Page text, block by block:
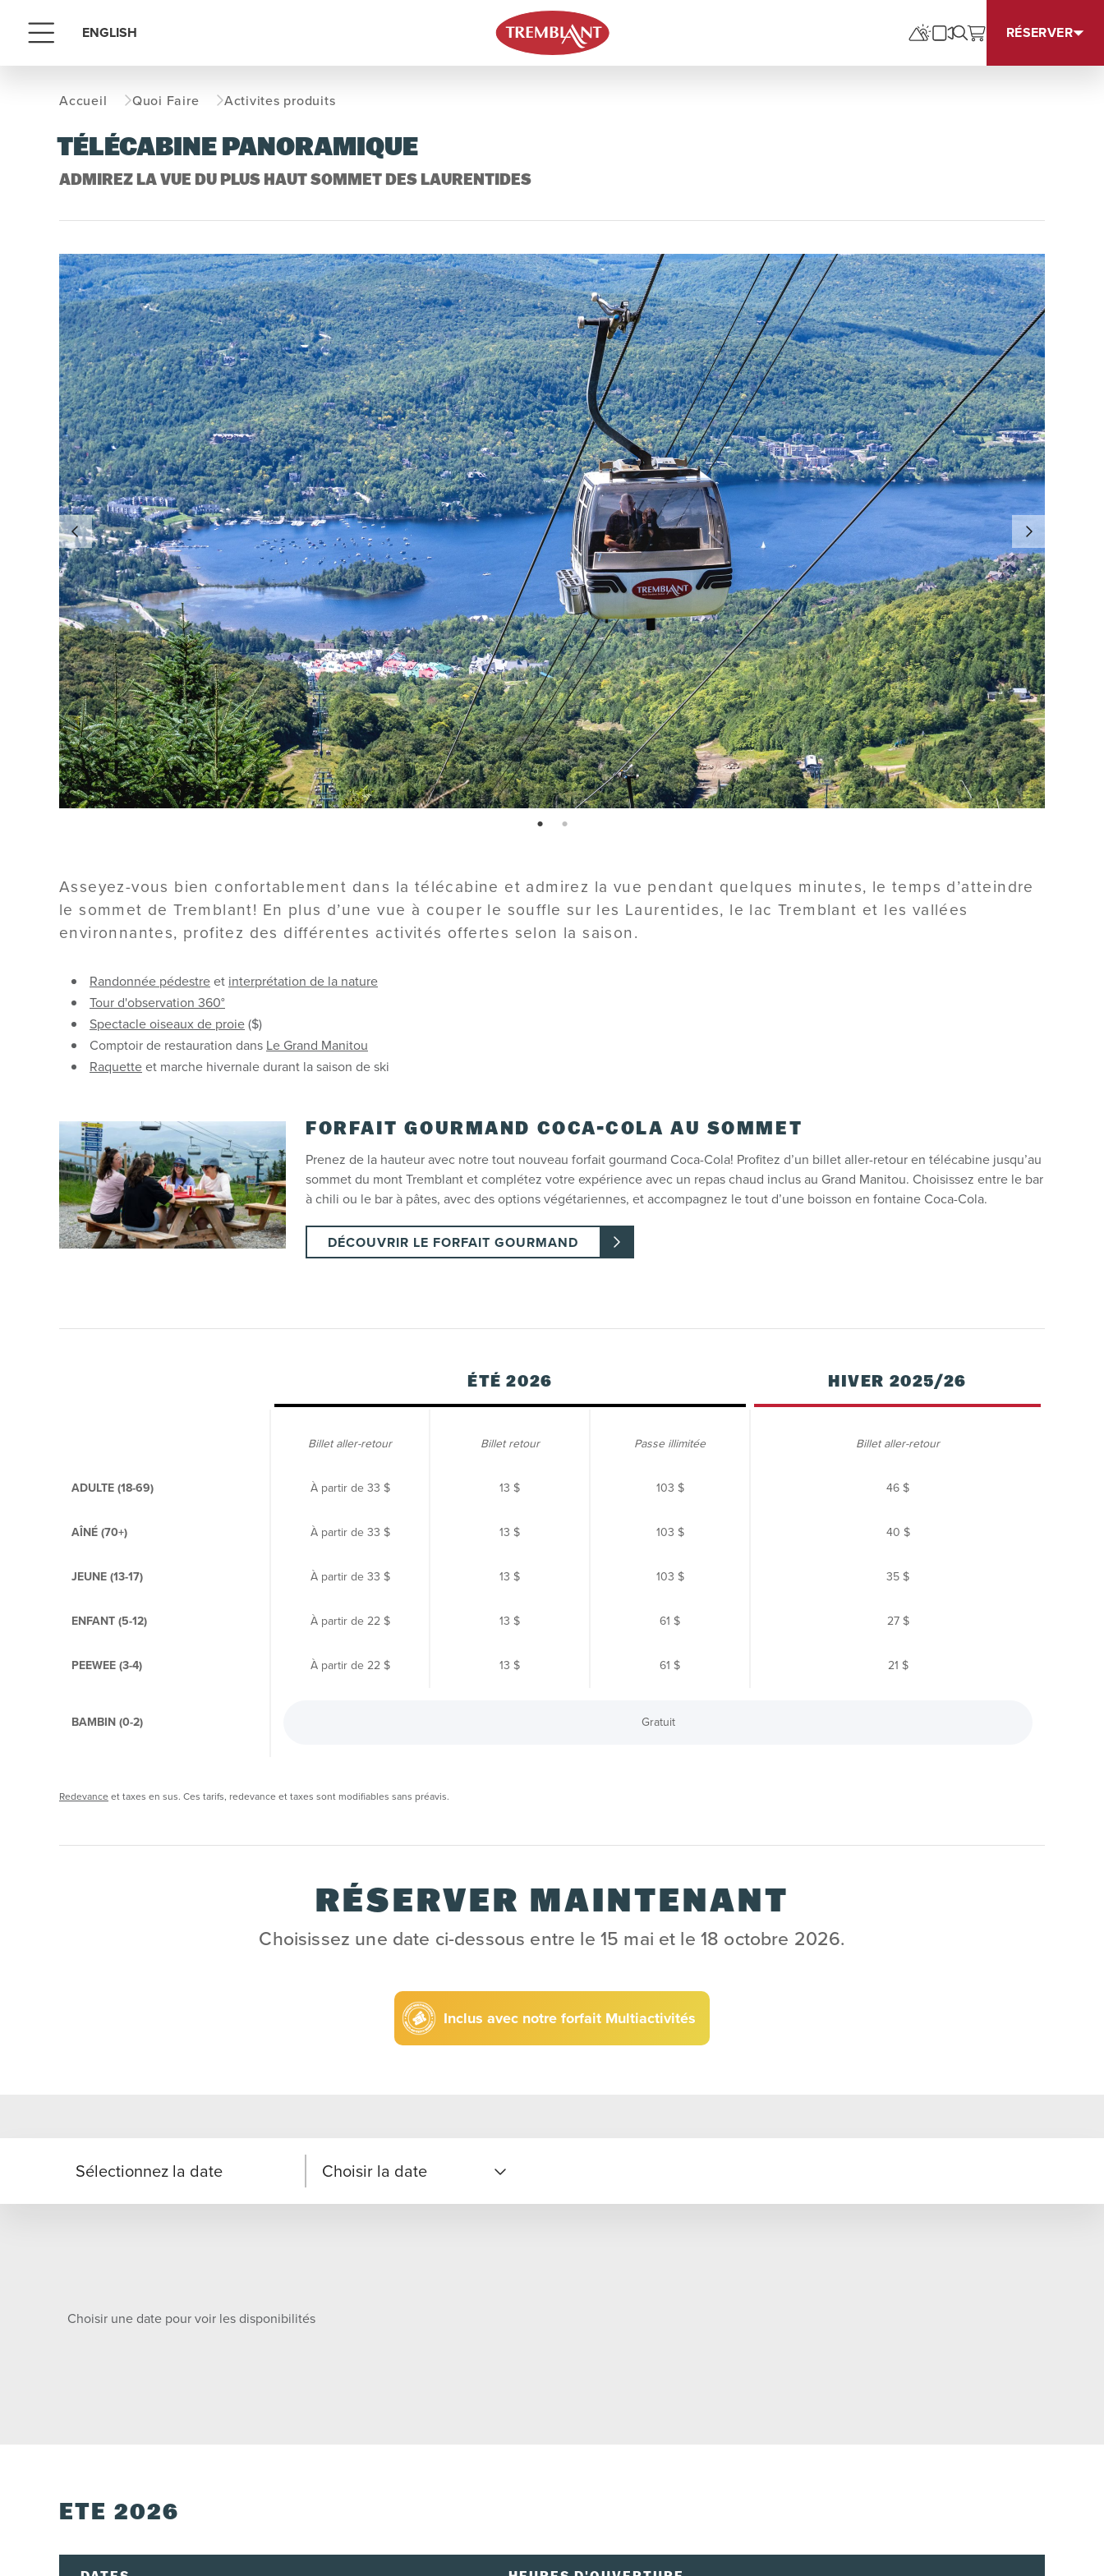
Menu ENGLISH RÉSERVER
Accueil Quoi Faire Activites produits
TÉLÉCABINE PANORAMIQUE
ADMIREZ LA VUE DU PLUS HAUT SOMMET DES LAURENTIDES
page: 1 page: 2
Asseyez-vous bien confortablement dans la télécabine et admirez la vue pendant quelques minutes, le temps d’atteindre
le sommet de Tremblant! En plus d’une vue à couper le souffle sur les Laurentides, le lac Tremblant et les vallées
environnantes, profitez des différentes activités offertes selon la saison.
Randonnée pédestreet interprétation de la nature
Tour d'observation 360°
Spectacle oiseaux de proie($)
Comptoir de restauration dans Le Grand Manitou
Raquetteet marche hivernale durant la saison de ski
FORFAIT GOURMAND COCA-COLA AU SOMMET
Prenez de la hauteur avec notre tout nouveau forfait gourmand Coca-Cola! Profitez d’un billet aller-retour en télécabine jusqu’au
sommet du mont Tremblant et complétez votre expérience avec un repas chaud inclus au Grand Manitou. Choisissez entre le bar
à chili ou le bar à pâtes, avec des options végétariennes, et accompagnez le tout d’une boisson en fontaine Coca-Cola.
DÉCOUVRIR LE FORFAIT GOURMAND
ÉTÉ 2026 HIVER 2025/26
Billet aller-retour Billet retour Passe illimitée Billet aller-retour
ADULTE (18-69) À partir de33 $ 13 $ 103 $ 46 $
AÎNÉ (70+) À partir de33 $ 13 $ 103 $ 40 $
JEUNE (13-17) À partir de33 $ 13 $ 103 $ 35 $
ENFANT (5-12) À partir de22 $ 13 $ 61 $ 27 $
PEEWEE (3-4) À partir de22 $ 13 $ 61 $ 21 $
BAMBIN (0-2) Gratuit
Redevance et taxes en sus. Ces tarifs, redevance et taxes sont modifiables sans préavis.
RÉSERVER MAINTENANT
Choisissez une date ci-dessous entre le 15 mai et le 18 octobre 2026.
Inclus avec notre forfait Multiactivités
Sélectionnez la date Choisir la date
Choisir une date pour voir les disponibilités
ÉTÉ 2026